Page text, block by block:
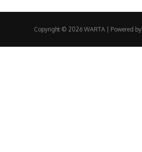
Copyright © 2026 WARTA | Powered by